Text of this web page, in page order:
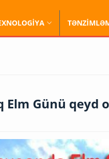
Günü qeyd